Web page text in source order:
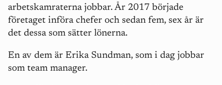
arbetskamraterna jobbar. År 2017 började
företaget införa chefer och sedan fem, sex år är
det dessa som sätter lönerna.
En av dem är Erika Sundman, som i dag jobbar
som team manager.